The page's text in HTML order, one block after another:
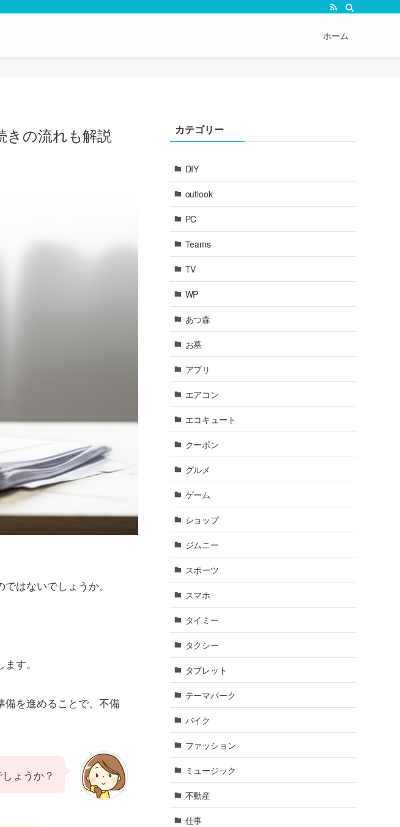
ホーム
きの流れも解説
はないでしょうか。
す。
備を進めることで、不備
ょうか？
カテゴリー
DIY
outlook
PC
Teams
TV
WP
あつ森
お墓
アプリ
エアコン
エコキュート
クーポン
グルメ
ゲーム
ショップ
ジムニー
スポーツ
スマホ
タイミー
タクシー
タブレット
テーマパーク
バイク
ファッション
ミュージック
不動産
仕事